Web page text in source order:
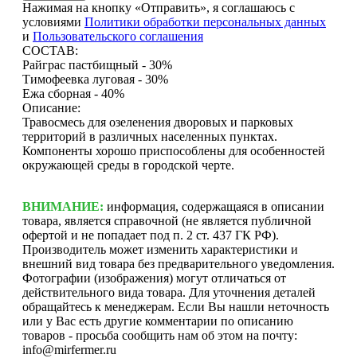
Нажимая на кнопку «Отправить», я соглашаюсь с
условиями Политики обработки персональных данных
и Пользовательского соглашения
СОСТАВ:
Райграс пастбищный - 30%
Тимофеевка луговая - 30%
Ежа сборная - 40%
Описание:
Травосмесь для озеленения дворовых и парковых
территорий в различных населенных пунктах.
Компоненты хорошо приспособлены для особенностей
окружающей среды в городской черте.
ВНИМАНИЕ: информация, содержащаяся в описании
товара, является справочной (не является публичной
офертой и не попадает под п. 2 ст. 437 ГК РФ).
Производитель может изменить характеристики и
внешний вид товара без предварительного уведомления.
Фотографии (изображения) могут отличаться от
действительного вида товара. Для уточнения деталей
обращайтесь к менеджерам. Если Вы нашли неточность
или у Вас есть другие комментарии по описанию
товаров - просьба сообщить нам об этом на почту:
info@mirfermer.ru